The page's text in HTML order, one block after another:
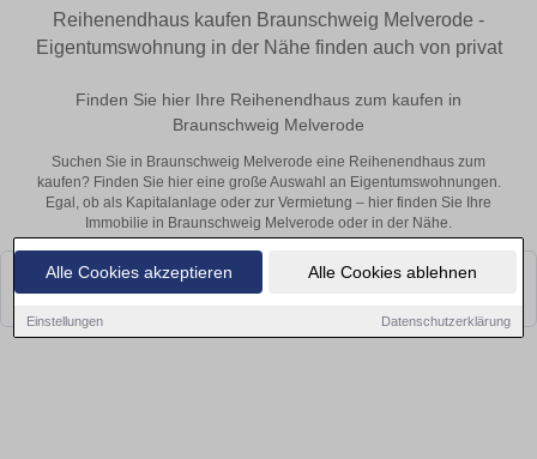
Alle Cookies akzeptieren Alle Cookies ablehnen
Einstellungen Datenschutzerklärung
Reihenendhaus kaufen Braunschweig Melverode -
Eigentumswohnung in der Nähe finden auch von privat
Finden Sie hier Ihre Reihenendhaus zum kaufen in
Braunschweig Melverode
Suchen Sie in Braunschweig Melverode eine Reihenendhaus zum
kaufen? Finden Sie hier eine große Auswahl an Eigentumswohnungen.
Egal, ob als Kapitalanlage oder zur Vermietung – hier finden Sie Ihre
Immobilie in Braunschweig Melverode oder in der Nähe.
Leider konnten wir derzeit keine passenden Objekte finden. Schauen Sie
bald wieder vorbei!